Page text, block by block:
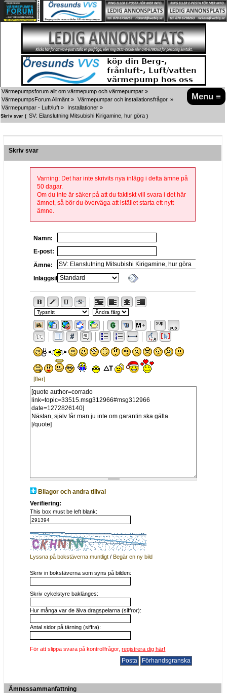
Menu ≡
Värmepumpsforum allt om värmepump och värmepumpar »
VärmepumpsForum Allmänt » Värmepumpar och installationsfrågor. »
Värmepumpar - Luft/luft » Installationer »
Skriv svar ( SV: Elanslutning Mitsubishi Kirigamine, hur göra )
Skriv svar
Varning: Det har inte skrivits nya inlägg i detta ämne på
50 dagar.
Om du inte är säker på att du faktiskt vill svara i det här
ämnet, så bör du överväga att istället starta ett nytt
ämne.
Namn:
E-post:
Ämne:
Inläggsikon:
[fler]
Bilagor och andra tillval
Verifiering:
This box must be left blank:
Lyssna på bokstäverna muntligt /Begär en ny bild
Skriv in bokstäverna som syns på bilden:
Skriv cykelstyre baklänges:
Hur många var de älva dragspelarna (siffror):
Antal sidor på tärning (siffra):
För att slippa svara på kontrollfrågor,registrera dig här!
Ämnessammanfattning